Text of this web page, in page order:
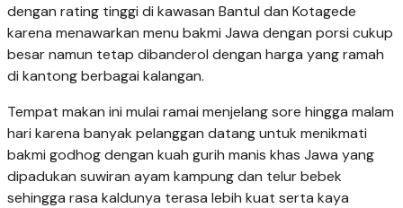
dengan rating tinggi di kawasan Bantul dan Kotagede
karena menawarkan menu bakmi Jawa dengan porsi cukup
besar namun tetap dibanderol dengan harga yang ramah
di kantong berbagai kalangan.
Tempat makan ini mulai ramai menjelang sore hingga malam
hari karena banyak pelanggan datang untuk menikmati
bakmi godhog dengan kuah gurih manis khas Jawa yang
dipadukan suwiran ayam kampung dan telur bebek
sehingga rasa kaldunya terasa lebih kuat serta kaya